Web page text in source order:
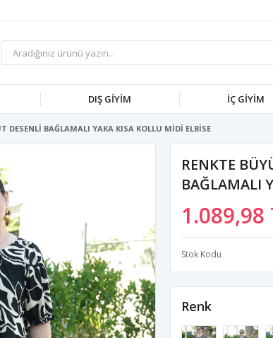
DIŞ GİYİM İÇ GİYİM
DESENLİ BAĞLAMALI YAKA KISA KOLLU MİDİ ELBİSE
RENKTE
BAĞLAMALI
1.089,98
Stok Kodu
Renk